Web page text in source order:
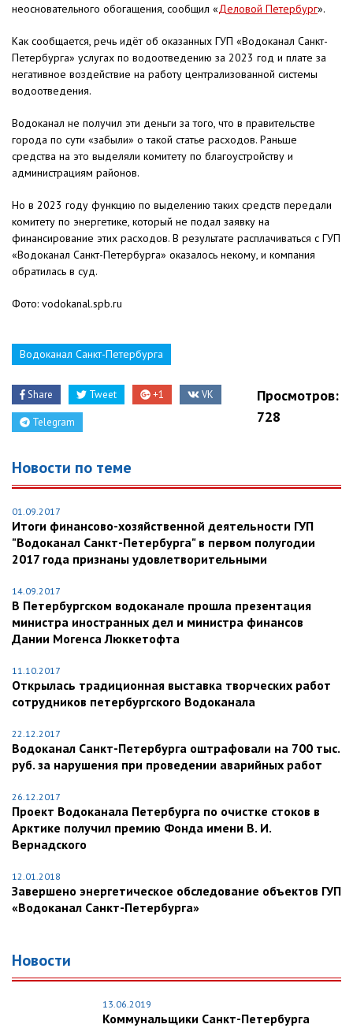
неосновательного обогащения, сообщил «Деловой Петербург».
Как сообщается, речь идёт об оказанных ГУП «Водоканал Санкт-
Петербурга» услугах по водоотведению за 2023 год и плате за
негативное воздействие на работу централизованной системы
водоотведения.
Водоканал не получил эти деньги за того, что в правительстве
города по сути «забыли» о такой статье расходов. Раньше
средства на это выделяли комитету по благоустройству и
администрациям районов.
Но в 2023 году функцию по выделению таких средств передали
комитету по энергетике, который не подал заявку на
финансирование этих расходов. В результате расплачиваться с ГУП
«Водоканал Санкт-Петербурга» оказалось некому, и компания
обратилась в суд.
Фото: vodokanal.spb.ru
Водоканал Санкт-Петербурга
Share Tweet +1 VK
Telegram
Просмотров:
728
Новости по теме
01.09.2017
Итоги финансово-хозяйственной деятельности ГУП
"Водоканал Санкт-Петербурга" в первом полугодии
2017 года признаны удовлетворительными
14.09.2017
В Петербургском водоканале прошла презентация
министра иностранных дел и министра финансов
Дании Могенса Люккетофта
11.10.2017
Открылась традиционная выставка творческих работ
сотрудников петербургского Водоканала
22.12.2017
Водоканал Санкт-Петербурга оштрафовали на 700 тыс.
руб. за нарушения при проведении аварийных работ
26.12.2017
Проект Водоканала Петербурга по очистке стоков в
Арктике получил премию Фонда имени В. И.
Вернадского
12.01.2018
Завершено энергетическое обследование объектов ГУП
«Водоканал Санкт-Петербурга»
Новости
13.06.2019
Коммунальщики Санкт-Петербурга